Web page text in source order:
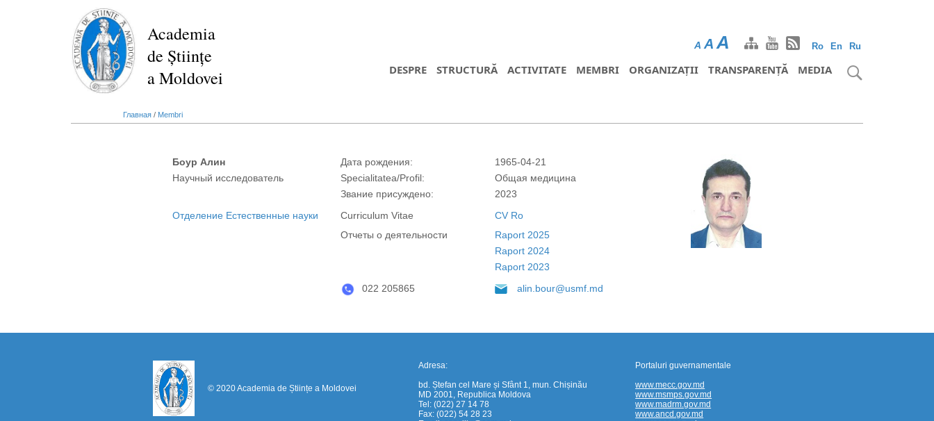
Academia
de Științe
a Moldovei
Ro En Ru
A A A
DESPRE STRUCTURĂ ACTIVITATE MEMBRI ORGANIZAȚII TRANSPARENȚĂ MEDIA
Главная / Membri
Боур Алин
Научный исследователь
Дата рождения:
Specialitatea/Profil:
Звание присуждено:
1965-04-21
Общая медицина
2023
Отделение Естественные науки
Curriculum Vitae
Отчеты о деятельности
CV Ro
Raport 2025
Raport 2024
Raport 2023
022 205865
alin.bour@usmf.md
© 2020 Academia de Științe a Moldovei
Adresa:
bd. Ștefan cel Mare și Sfânt 1, mun. Chișinău
MD 2001, Republica Moldova
Tel: (022) 27 14 78
Fax: (022) 54 28 23
https://propletenie.ru/
Portaluri guvernamentale
www.mecc.gov.md
www.msmps.gov.md
www.madrm.gov.md
www.ancd.gov.md